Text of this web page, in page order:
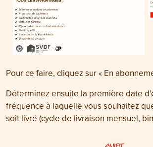
Pour ce faire, cliquez sur « En
Déterminez ensuite la première date
fréquence à laquelle vous souhaitez
soit livré (cycle de livraison mensuel,